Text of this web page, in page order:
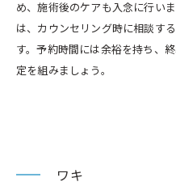
め、施術後のケアも入念に行い
は、カウンセリング時に相談す
す。予約時間には余裕を持ち、
定を組みましょう。
ワキ